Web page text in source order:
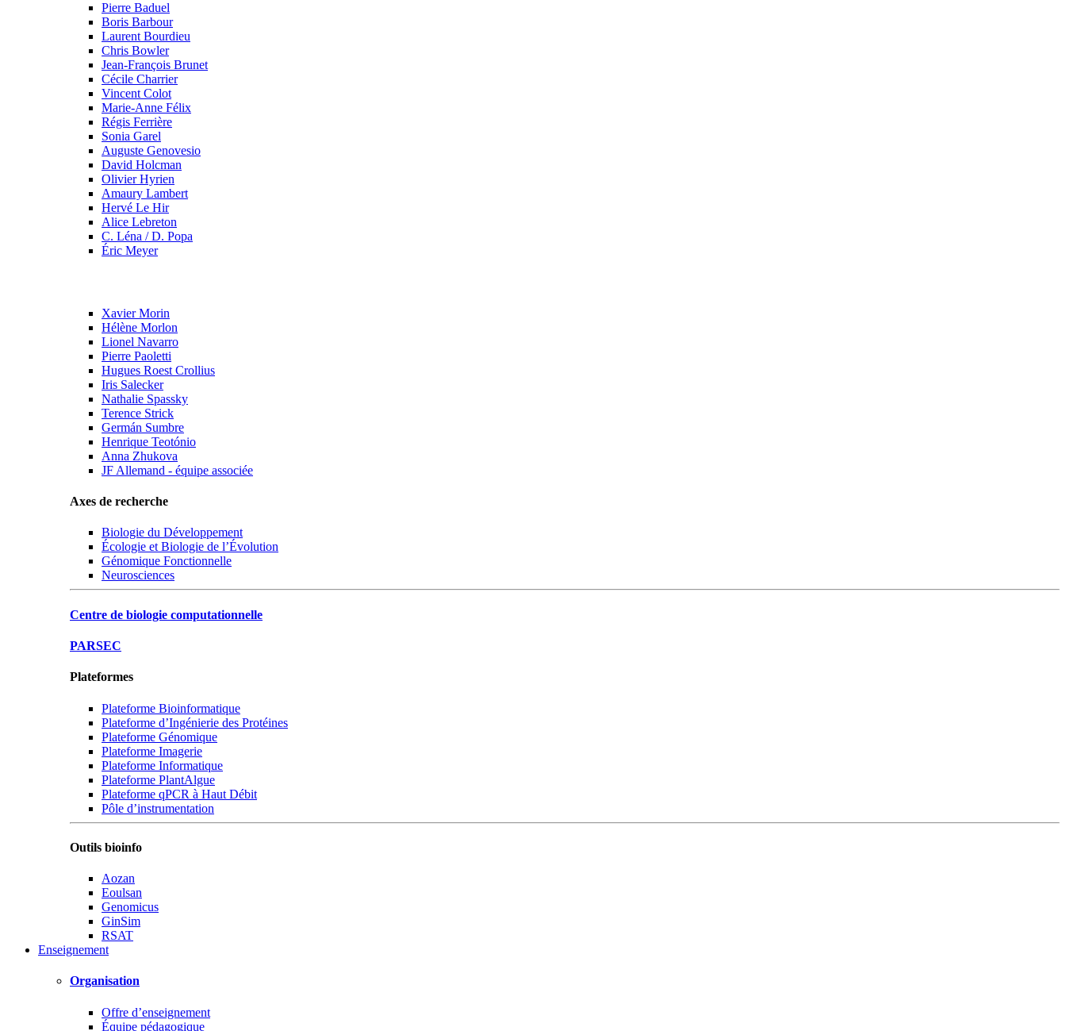
Pierre Baduel
Boris Barbour
Laurent Bourdieu
Chris Bowler
Jean-François Brunet
Cécile Charrier
Vincent Colot
Marie-Anne Félix
Régis Ferrière
Sonia Garel
Auguste Genovesio
David Holcman
Olivier Hyrien
Amaury Lambert
Hervé Le Hir
Alice Lebreton
C. Léna / D. Popa
Éric Meyer
Xavier Morin
Hélène Morlon
Lionel Navarro
Pierre Paoletti
Hugues Roest Crollius
Iris Salecker
Nathalie Spassky
Terence Strick
Germán Sumbre
Henrique Teotónio
Anna Zhukova
JF Allemand - équipe associée
Axes de recherche
Biologie du Développement
Écologie et Biologie de l’Évolution
Génomique Fonctionnelle
Neurosciences
Centre de biologie computationnelle
PARSEC
Plateformes
Plateforme Bioinformatique
Plateforme d’Ingénierie des Protéines
Plateforme Génomique
Plateforme Imagerie
Plateforme Informatique
Plateforme PlantAlgue
Plateforme qPCR à Haut Débit
Pôle d’instrumentation
Outils bioinfo
Aozan
Eoulsan
Genomicus
GinSim
RSAT
Enseignement
Organisation
Offre d’enseignement
Équipe pédagogique